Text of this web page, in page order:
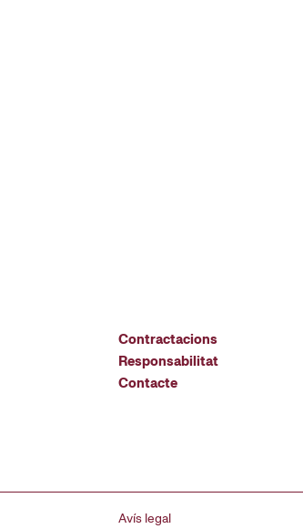
Contractacions
Responsabilitat
Contacte
Avís legal